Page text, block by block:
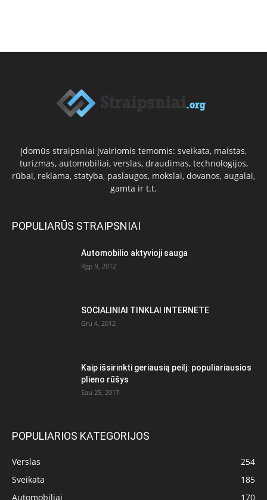
Įdomūs straipsniai įvairiomis temomis: sveikata, maistas,
turizmas, automobiliai, verslas, draudimas, technologijos,
rūbai, reklama, statyba, paslaugos, mokslai, dovanos, augalai,
gamta ir t.t.
POPULIARŪS STRAIPSNIAI
Automobilio aktyvioji sauga
Rgp 9, 2012
SOCIALINIAI TINKLAI INTERNETE
Gru 4, 2012
Kaip išsirinkti geriausią peilį: populiariausios
plieno rūšys
Sau 25, 2017
POPULIARIOS KATEGORIJOS
Verslas
254
Sveikata
185
Automobiliai
170